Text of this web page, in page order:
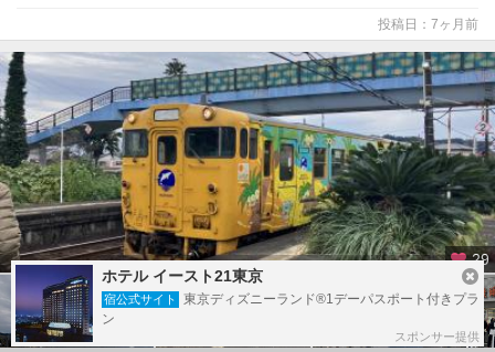
投稿日：7ヶ月前
29
ホテル イースト21東京
宿公式サイト
東京ディズニーランド®1デーパスポート付きプラ
ン
スポンサー提供